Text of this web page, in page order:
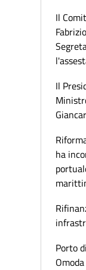
Il
Il
ha
Porto